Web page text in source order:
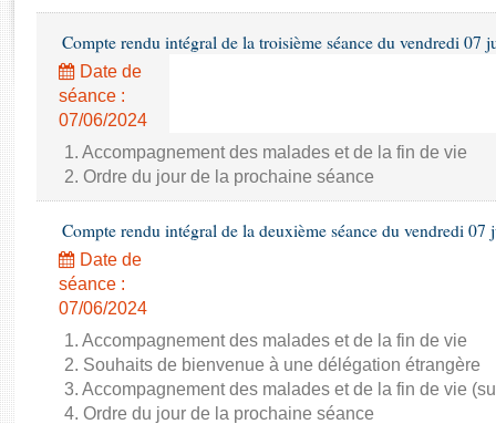
Baromètre de l’application des lois
Dossiers législatifs
Budget et sécurité sociale
Questions écrites et orales
Comptes rendus des débats
Compte rendu intégral de la troisième séance du vendredi 07
Date de
séance :
07/06/2024
1. Accompagnement des malades et de la fin de vie
2. Ordre du jour de la prochaine séance
Compte rendu intégral de la deuxième séance du vendredi 07
Date de
séance :
07/06/2024
1. Accompagnement des malades et de la fin de vie
2. Souhaits de bienvenue à une délégation étrangère
3. Accompagnement des malades et de la fin de vie
4. Ordre du jour de la prochaine séance